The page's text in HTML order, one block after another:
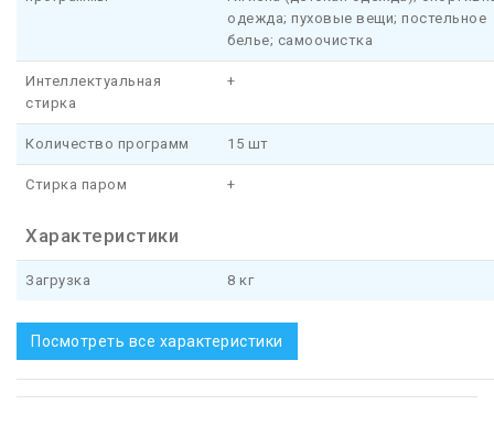
одежда; пуховые вещи; постельное
белье; самоочистка
Интеллектуальная
стирка
+
Количество программ 15 шт
Стирка паром +
Характеристики
Загрузка 8 кг
Посмотреть все характеристики